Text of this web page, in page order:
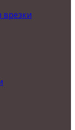
врезки